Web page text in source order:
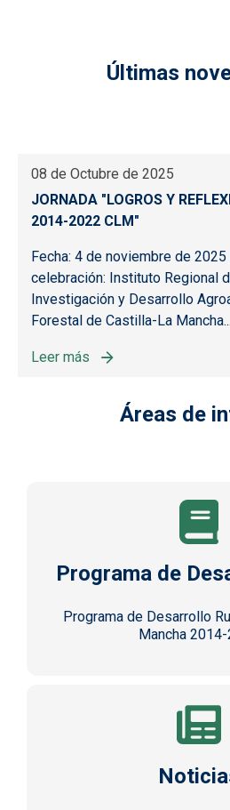
Últimas
DE CONOCIMIENTOS
08 de Octubre de 2025
JORNADA "LOGROS Y
2014-2022 CLM"
Fecha: 4 de noviembre de
celebración: Instituto Regional
Investigación y Desarrollo
Forestal de Castilla-La Mancha...
Leer más
sobre JORNADA "LOGROS Y
Áreas de
Programa de
Programa de Desarrollo
Mancha